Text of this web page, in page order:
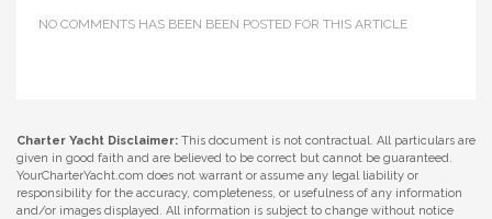
NO COMMENTS HAS BEEN BEEN POSTED FOR THIS ARTICLE
Charter Yacht Disclaimer: This document is not contractual. All particulars are
given in good faith and are believed to be correct but cannot be guaranteed.
YourCharterYacht.com does not warrant or assume any legal liability or
responsibility for the accuracy, completeness, or usefulness of any information
and/or images displayed. All information is subject to change without notice